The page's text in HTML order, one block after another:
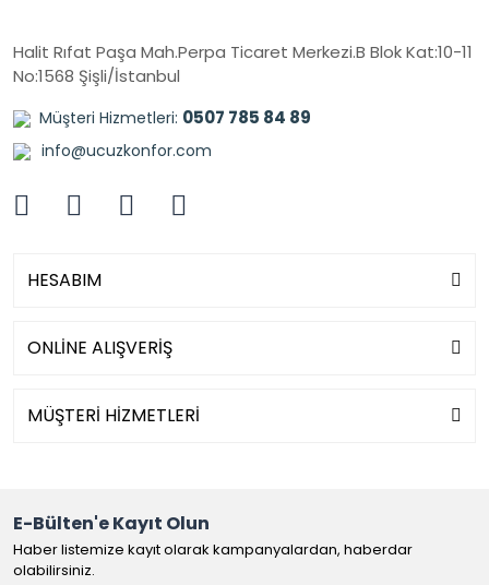
Halit Rıfat Paşa Mah.Perpa Ticaret Merkezi.B Blok Kat:10-11
No:1568 Şişli/İstanbul
Müşteri Hizmetleri: 0507 785 84 89
info@ucuzkonfor.com
HESABIM
ONLİNE ALIŞVERİŞ
MÜŞTERİ HİZMETLERİ
E-Bülten'e Kayıt Olun
Haber listemize kayıt olarak kampanyalardan, haberdar
olabilirsiniz.